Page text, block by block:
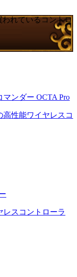
われているコントロ
ンダー OCTA Pro
性能ワイヤレスコ
レスコントローラ